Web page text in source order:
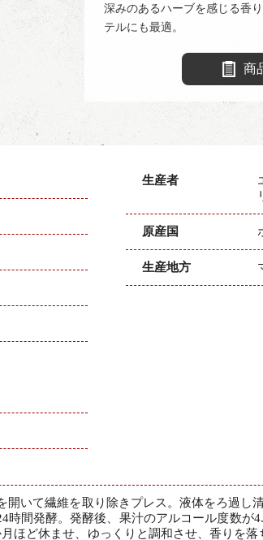
深みのあるハーブを感じる香
テルにも最適。
商
生産者
原産国
生産地方
開いて繊維を取り除きプレス。液体をろ過
間発酵。発酵後、果汁のアルコール度数が
ほど休ませ、ゆっくりと調和させ、香りを